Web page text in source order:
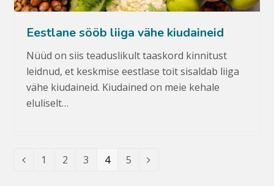
Eestlane sööb liiga vähe kiudaineid
Nüüd on siis teaduslikult taaskord kinnitust
leidnud, et keskmise eestlase toit sisaldab liiga
vähe kiudaineid. Kiudained on meie kehale
eluliselt…
Eelmine
Leht
1 Leht
2 Leht
3 Leht
4 Leht
5